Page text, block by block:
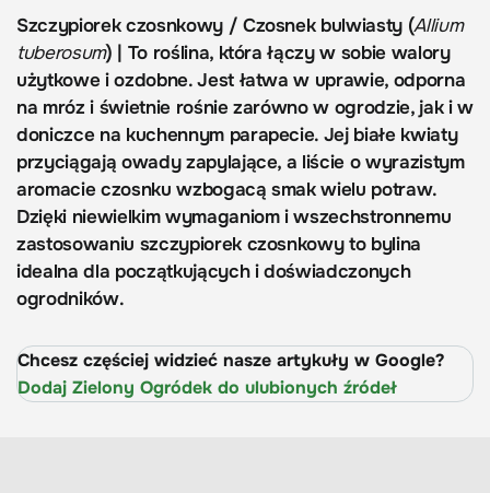
Szczypiorek czosnkowy / Czosnek bulwiasty (Allium
tuberosum) | To roślina, która łączy w sobie walory
użytkowe i ozdobne. Jest łatwa w uprawie, odporna
na mróz i świetnie rośnie zarówno w ogrodzie, jak i w
doniczce na kuchennym parapecie. Jej białe kwiaty
przyciągają owady zapylające, a liście o wyrazistym
aromacie czosnku wzbogacą smak wielu potraw.
Dzięki niewielkim wymaganiom i wszechstronnemu
zastosowaniu szczypiorek czosnkowy to bylina
idealna dla początkujących i doświadczonych
ogrodników.
Chcesz częściej widzieć nasze artykuły w Google?
Dodaj Zielony Ogródek do ulubionych źródeł